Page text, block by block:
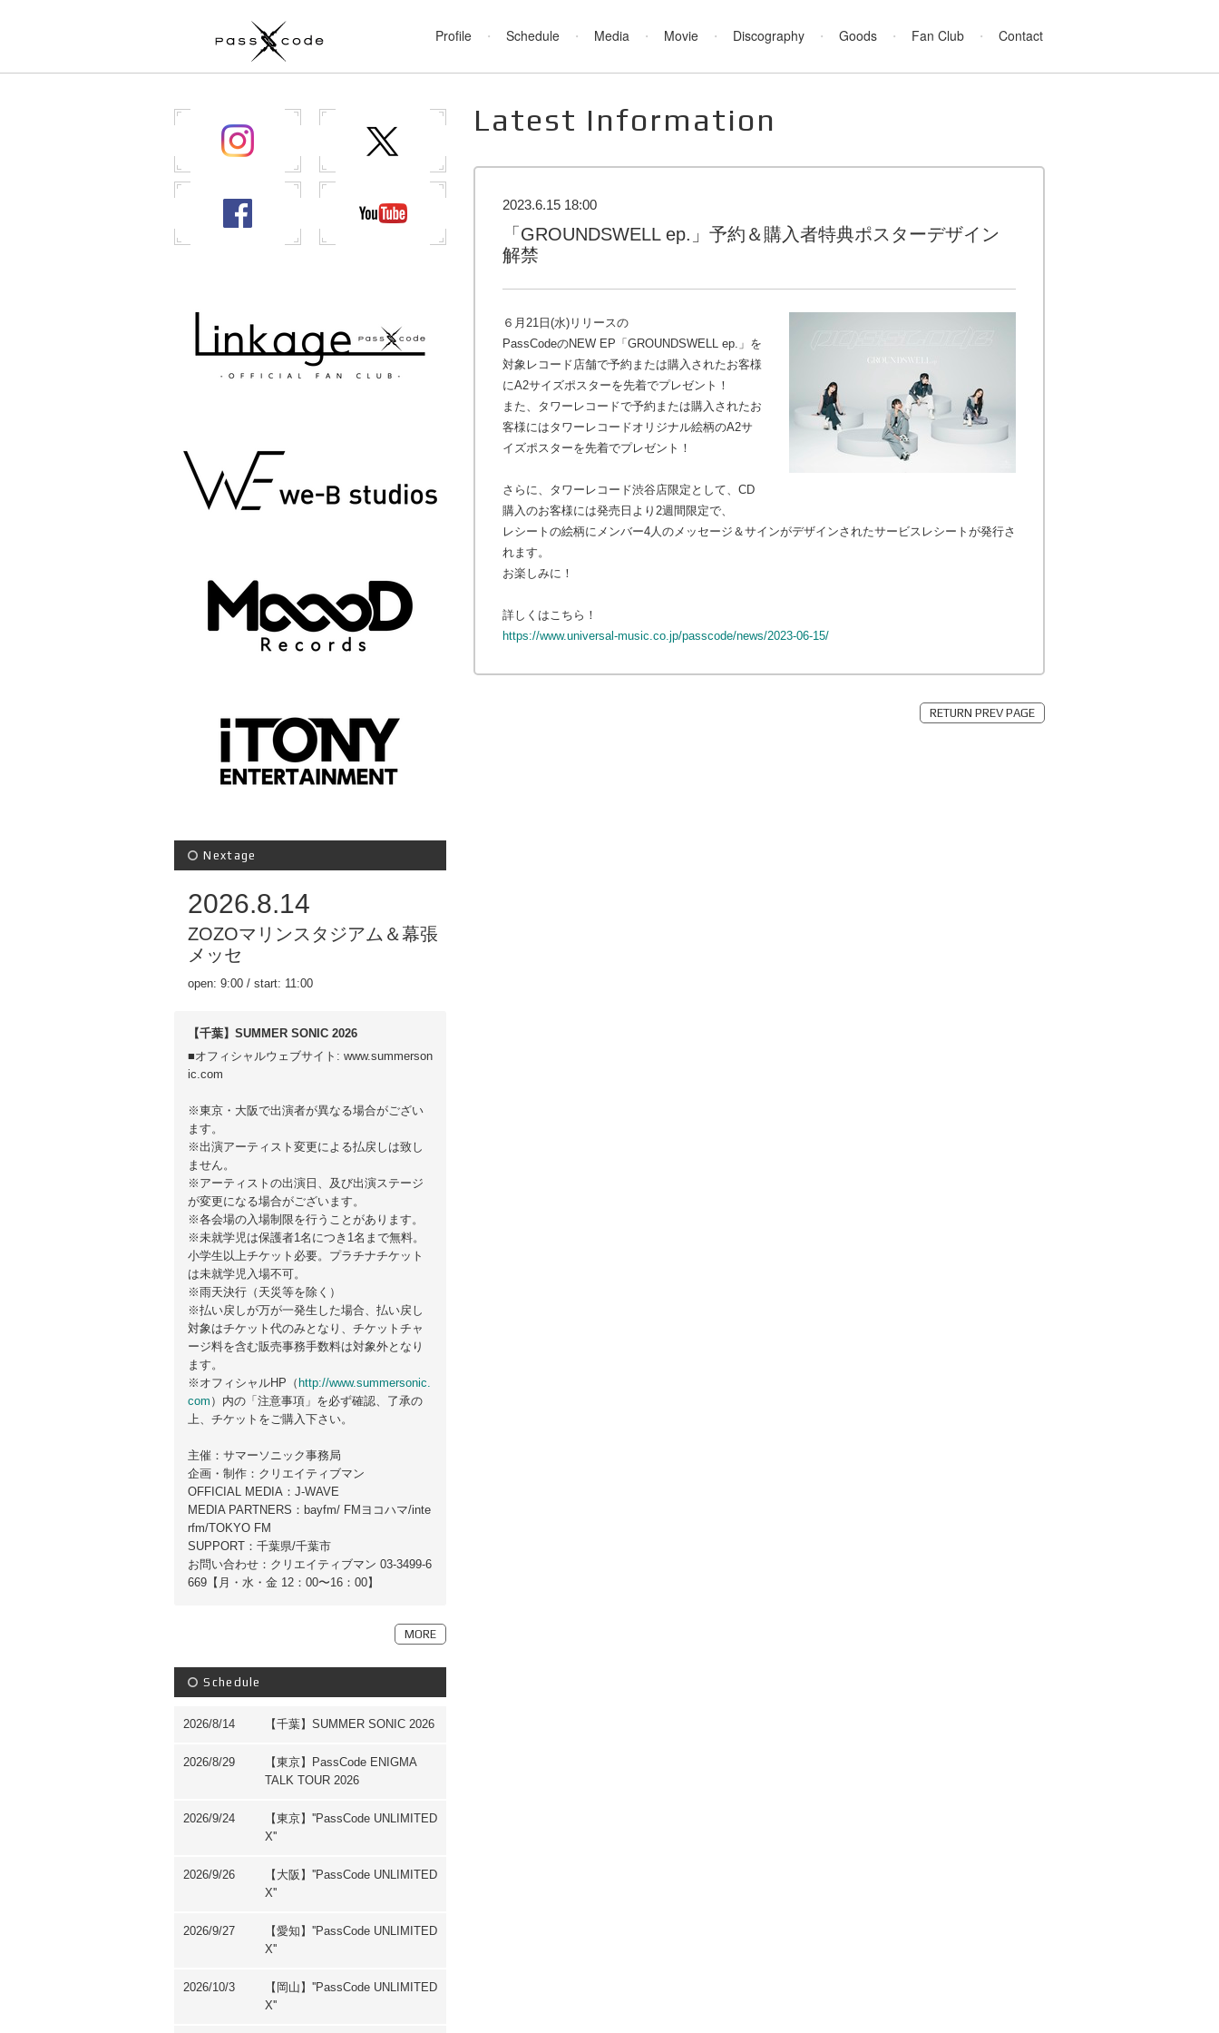
Profile Schedule Media Movie Discography Goods Fan Club Contact
Nextage
2026.8.14
ZOZOマリンスタジアム＆幕張
メッセ
open: 9:00 / start: 11:00
【千葉】SUMMER SONIC 2026
■オフィシャルウェブサイト: www.summerson
ic.com
※東京・⼤阪で出演者が異なる場合がござい
ます。
※出演アーティスト変更による払戻しは致し
ません。
※アーティストの出演⽇、及び出演ステージ
が変更になる場合がございます。
※各会場の⼊場制限を⾏うことがあります。
※未就学児は保護者1名につき1名まで無料。
⼩学⽣以上チケット必要。プラチナチケット
は未就学児⼊場不可。
※⾬天決⾏（天災等を除く）
※払い戻しが万が⼀発⽣した場合、払い戻し
対象はチケット代のみとなり、チケットチャ
ージ料を含む販売事務⼿数料は対象外となり
ます。
※オフィシャルHP（ http://www.summersonic.
com ）内の「注意事項」を必ず確認、了承の
上、チケットをご購⼊下さい。
主催：サマーソニック事務局
企画・制作：クリエイティブマン
OFFICIAL MEDIA：J-WAVE
MEDIA PARTNERS：bayfm/ FMヨコハマ/inte
rfm/TOKYO FM
SUPPORT：千葉県/千葉市
お問い合わせ：クリエイティブマン 03-3499-6
669【⽉・⽔・⾦ 12：00〜16：00】
MORE
Schedule
【千葉】SUMMER SONIC 2026
2026/8/14
【東京】PassCode ENIGMA
TALK TOUR 2026
2026/8/29
【東京】''PassCode UNLIMITED
X''
2026/9/24
【大阪】''PassCode UNLIMITED
X''
2026/9/26
【愛知】''PassCode UNLIMITED
X''
2026/9/27
【岡山】''PassCode UNLIMITED
X''
2026/10/3
Latest Information
2023.6.15 18:00
「GROUNDSWELL ep.」予約＆購入者特典ポスターデザイン
解禁
６月21日(水)リリースの
PassCodeのNEW EP「GROUNDSWELL ep.」を
対象レコード店舗で予約または購入されたお客様
にA2サイズポスターを先着でプレゼント！
また、タワーレコードで予約または購入されたお
客様にはタワーレコードオリジナル絵柄のA2サ
イズポスターを先着でプレゼント！
さらに、タワーレコード渋谷店限定として、CD
購入のお客様には発売日より2週間限定で、
レシートの絵柄にメンバー4人のメッセージ＆サインがデザインされたサービスレシートが発行さ
れます。
お楽しみに！
詳しくはこちら！
https://www.universal-music.co.jp/passcode/news/2023-06-15/
RETURN PREV PAGE